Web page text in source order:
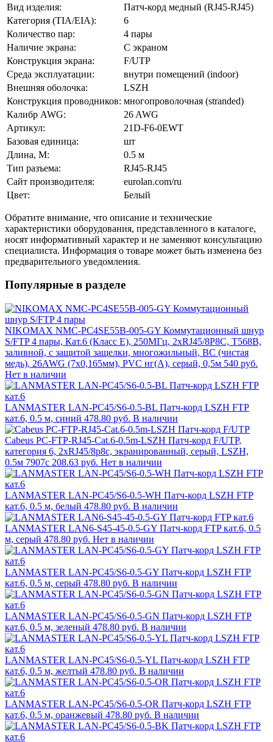
Вид изделия:
Патч-корд медный (RJ45-RJ45)
Категория (TIA/EIA):
6
Количество пар:
4 пары
Наличие экрана:
С экраном
Конструкция экрана:
F/UTP
Среда эксплуатации:
внутри помещений (indoor)
Внешняя оболочка:
LSZH
Конструкция проводников: многопроволочная (stranded)
Калибр AWG:
26 AWG
Артикул:
21D-F6-0EWT
Базовая единица:
шт
Длина, М:
0.5 м
Тип разъема:
RJ45-RJ45
Сайт производителя:
eurolan.com/ru
Цвет:
Белый
Обратите внимание, что описание и технические
характеристики оборудования, представленного в каталоге,
носят информативный характер и не заменяют консультацию
специалиста. Информация о товаре может быть изменена без
предварительного уведомления.
Популярные в разделе
NIKOMAX NMC-PC4SE55B-005-GY Коммутационный шнур
S/FTP 4 пары, Кат.6 (Класс E), 250МГц, 2хRJ45/8P8C, T568B,
заливной, с защитой защелки, многожильный, BC (чистая
медь), 26AWG (7х0,165мм), PVC нг(А), серый, 0,5м 540 руб.
Нет в наличии
LANMASTER LAN-PC45/S6-0.5-BL Патч-корд LSZH FTP
кат.6, 0.5 м, синий 478.80 руб. В наличии
Cabeus PC-FTP-RJ45-Cat.6-0.5m-LSZH Патч-корд F/UTP,
категория 6, 2xRJ45/8p8c, экранированный, серый, LSZH,
0.5м 7907c 208.63 руб. Нет в наличии
LANMASTER LAN-PC45/S6-0.5-WH Патч-корд LSZH FTP
кат.6, 0.5 м, белый 478.80 руб. В наличии
LANMASTER LAN6-S45-45-0.5-GY Патч-корд FTP кат.6, 0.5
м, серый 478.80 руб. Нет в наличии
LANMASTER LAN-PC45/S6-0.5-GY Патч-корд LSZH FTP
кат.6, 0.5 м, серый 478.80 руб. В наличии
LANMASTER LAN-PC45/S6-0.5-GN Патч-корд LSZH FTP
кат.6, 0.5 м, зеленый 478.80 руб. В наличии
LANMASTER LAN-PC45/S6-0.5-YL Патч-корд LSZH FTP
кат.6, 0.5 м, желтый 478.80 руб. В наличии
LANMASTER LAN-PC45/S6-0.5-OR Патч-корд LSZH FTP
кат.6, 0.5 м, оранжевый 478.80 руб. В наличии